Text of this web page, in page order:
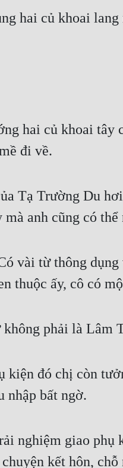
hai củ khoai
hai củ khoai tây
đi về.
Tạ Trường Du
anh cũng có
vài từ thông
thuộc ấy, cô có
phải là Lâm
đó chị còn
nhập bất ngờ.
nghiệm giao
kết hôn,